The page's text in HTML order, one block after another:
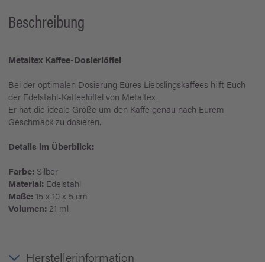
Beschreibung
Metaltex Kaffee-Dosierlöffel
Bei der optimalen Dosierung Eures Liebslingskaffees hilft Euch
der Edelstahl-Kaffeelöffel von Metaltex.
Er hat die ideale Größe um den Kaffe genau nach Eurem
Geschmack zu dosieren.
Details im Überblick:
Farbe: Silber
Material: Edelstahl
Maße: 15 x 10 x 5 cm
Volumen: 21 ml
Herstellerinformation